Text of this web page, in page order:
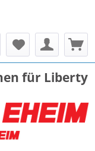
für Liberty